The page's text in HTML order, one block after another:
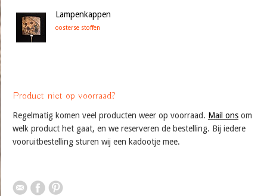
Lampenkappen
oosterse stoffen
Product niet op voorraad?
Regelmatig komen veel producten weer op voorraad. Mail ons om
welk product het gaat, en we reserveren de bestelling. Bij iedere
vooruitbestelling sturen wij een kadootje mee.